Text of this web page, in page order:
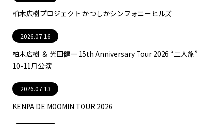
柏木広樹プロジェクト かつしかシンフォニーヒルズ
2026.07.16
柏木広樹 ＆ 光田健一 15th Anniversary Tour 2026 “二人旅”
10-11月公演
2026.07.13
KENPA DE MOOMIN TOUR 2026